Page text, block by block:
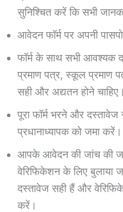
सुनिश्चित करें कि सभी
आवेदन फॉर्म पर अपनी
फॉर्म के साथ सभी आवश्यक
प्रमाण पत्र, स्कूल प्रमाण
सही और अद्यतन होने चाहिए।
पूरा फॉर्म भरने और
प्रधानाध्यापक को जमा करें।
आपके आवेदन की जांच की
वेरिफिकेशन के लिए बुलाया
दस्तावेज सही हैं और
करें।